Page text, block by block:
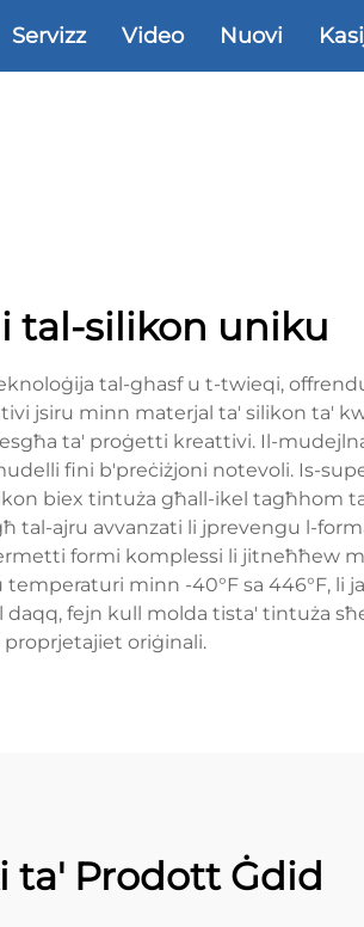
Servizz Video Nuovi
tal-silikon uniku
tal-ghasf u t-twieqi,
jsiru minn materjal ta' silikon ta'
ta' proġetti kreattivi. Il-
fini b'preċiżjoni notevoli. Is-
biex tintuża għall-ikel tagħhom
ajru avvanzati li jprevengu l-
formi komplessi li jitneħħew
minn -40°F sa 446°F, li
fejn kull molda tista' tintuża
proprjetajiet oriġinali.
ta' Prodott Ġdid